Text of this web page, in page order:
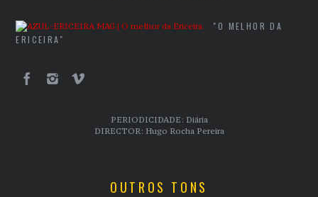
"O MELHOR DA
ERICEIRA"
PERIODICIDADE: Diária
DIRECTOR: Hugo Rocha Pereira
OUTROS TONS